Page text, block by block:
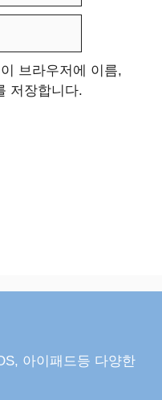
브라우저에 이름,
저장합니다.
아이패드등 다양한